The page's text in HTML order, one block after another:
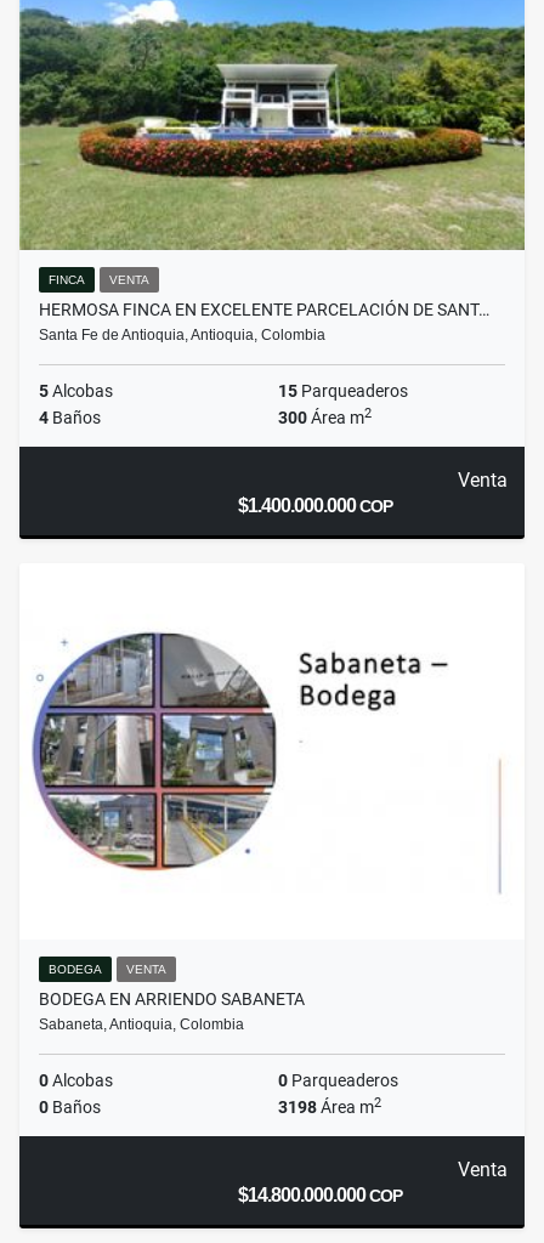
FINCA VENTA
HERMOSA FINCA EN EXCELENTE PARCELACIÓN DE SANT…
Santa Fe de Antioquia, Antioquia, Colombia
5Alcobas 15 Parqueaderos
4 Baños 300Área m2
Venta
$1.400.000.000COP
BODEGA VENTA
BODEGA EN ARRIENDO SABANETA
Sabaneta, Antioquia, Colombia
0Alcobas 0 Parqueaderos
0 Baños 3198Área m2
Venta
$14.800.000.000COP